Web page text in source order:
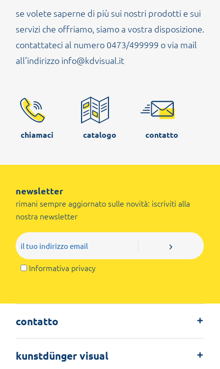
se volete saperne di più sui nostri prodotti e sui
servizi che offriamo, siamo a vostra disposizione.
contattateci al numero 0473/499999 o via mail
all’indirizzo info@kdvisual.it
chiamaci catalogo contatto
newsletter
rimani sempre aggiornato sulle novità: iscriviti alla
nostra newsletter
Informativa privacy
contatto
kunstdünger visual